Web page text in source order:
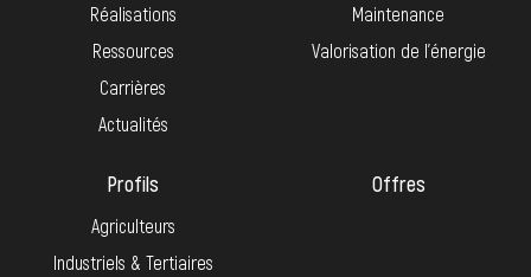
Réalisations
Ressources
Carrières
Actualités
Maintenance
Valorisation de l’énergie
Profils
Agriculteurs
Industriels & Tertiaires
Offres